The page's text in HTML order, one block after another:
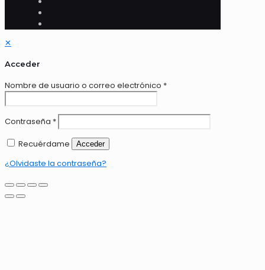
✕
Acceder
Nombre de usuario o correo electrónico *
Contraseña *
Recuérdame
Acceder
¿Olvidaste la contraseña?